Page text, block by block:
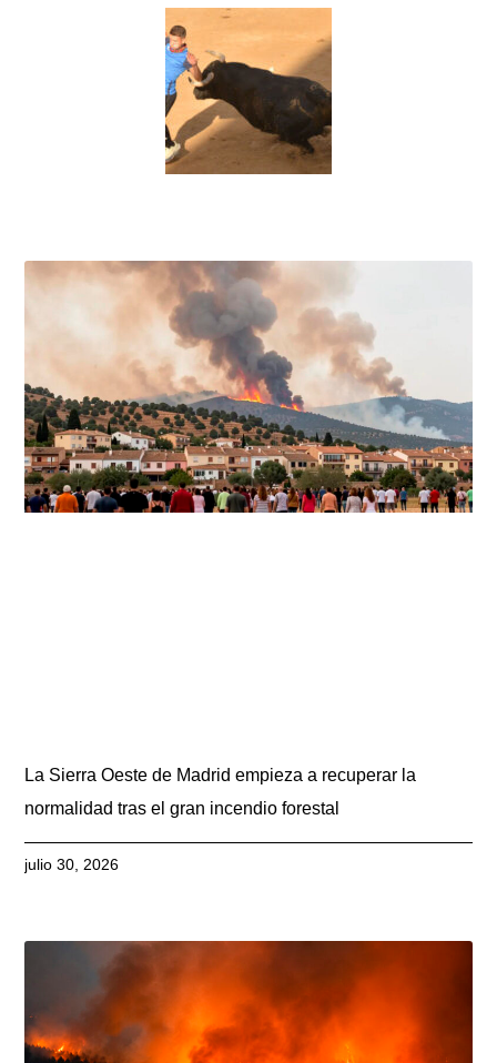
La Sierra Oeste de Madrid empieza a recuperar la
normalidad tras el gran incendio forestal
julio 30, 2026